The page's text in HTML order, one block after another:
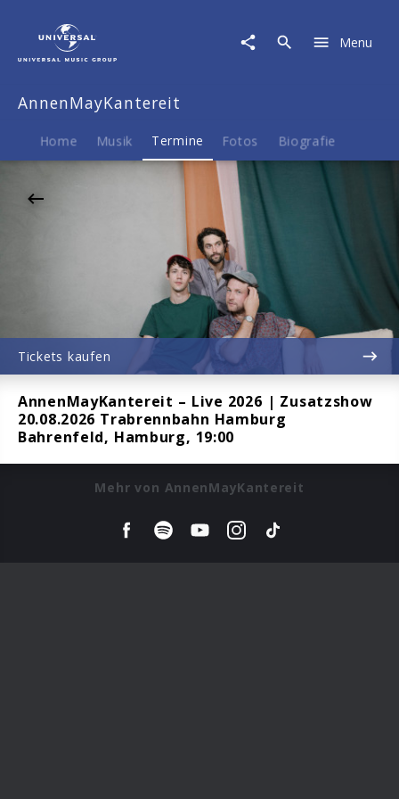
20.08.2026
Trabrennbahn
Bahrenfeld,
Menu
AnnenMayKantereit
Home Musik Termine Fotos Biografie
AnnenMayKantereit – Live 2026 | Zusatzshow
20.08.2026 Trabrennbahn Hamburg
Bahrenfeld, Hamburg, 19:00
Tickets kaufen
Mehr von AnnenMayKantereit